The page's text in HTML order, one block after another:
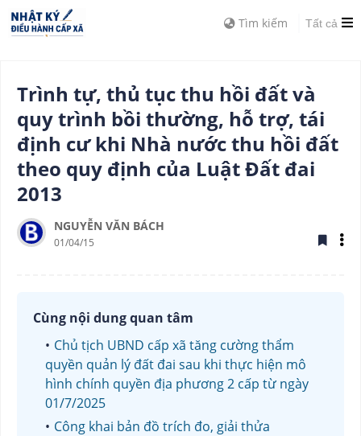
Tìm kiếm Tất cả
Trình tự, thủ tục thu hồi đất và
quy trình bồi thường, hỗ trợ, tái
định cư khi Nhà nước thu hồi đất
theo quy định của Luật Đất đai
2013
NGUYỄN VĂN BÁCH
01/04/15
Cùng nội dung quan tâm
Chủ tịch UBND cấp xã tăng cường thẩm
quyền quản lý đất đai sau khi thực hiện mô
hình chính quyền địa phương 2 cấp từ ngày
01/7/2025
Công khai bản đồ trích đo, giải thửa